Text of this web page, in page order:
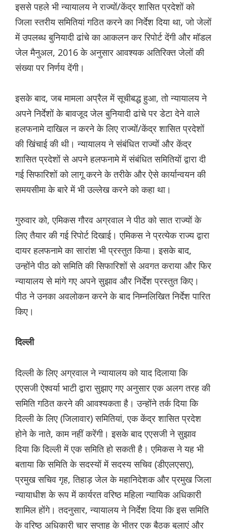
इससे पहले भी न्यायालय ने राज्यों/केंद्र शासित प्रदेशों को
जिला स्तरीय समितियां गठित करने का निर्देश दिया था, जो जेलों
में उपलब्ध बुनियादी ढांचे का आकलन कर रिपोर्ट देंगी और मॉडल
जेल मैनुअल, 2016 के अनुसार आवश्यक अतिरिक्त जेलों की
संख्या पर निर्णय देंगी।
इसके बाद, जब मामला अप्रैल में सूचीबद्ध हुआ, तो न्यायालय ने
अपने निर्देशों के बावजूद जेल बुनियादी ढांचे पर डेटा देने वाले
हलफनामे दाखिल न करने के लिए राज्यों/केंद्र शासित प्रदेशों
की खिंचाई की थी। न्यायालय ने संबंधित राज्यों और केंद्र
शासित प्रदेशों से अपने हलफनामे में संबंधित समितियों द्वारा दी
गई सिफारिशों को लागू करने के तरीके और ऐसे कार्यान्वयन की
समयसीमा के बारे में भी उल्लेख करने को कहा था।
गुरुवार को, एमिकस गौरव अग्रवाल ने पीठ को सात राज्यों के
लिए तैयार की गई रिपोर्ट दिखाई। एमिकस ने प्रत्येक राज्य द्वारा
दायर हलफनामे का सारांश भी प्रस्तुत किया। इसके बाद,
उन्होंने पीठ को समिति की सिफारिशों से अवगत कराया और फिर
न्यायालय से मांगे गए अपने सुझाव और निर्देश प्रस्तुत किए।
पीठ ने उनका अवलोकन करने के बाद निम्नलिखित निर्देश पारित
किए।
दिल्ली
दिल्ली के लिए अग्रवाल ने न्यायालय को याद दिलाया कि
एएसजी ऐश्वर्या भाटी द्वारा सुझाए गए अनुसार एक अलग तरह की
समिति गठित करने की आवश्यकता है। उन्होंने तर्क दिया कि
दिल्ली के लिए (जिलावार) समितियां, एक केंद्र शासित प्रदेश
होने के नाते, काम नहीं करेंगी। इसके बाद एएसजी ने सुझाव
दिया कि दिल्ली में एक समिति हो सकती है। एमिकस ने यह भी
बताया कि समिति के सदस्यों में सदस्य सचिव (डीएलएसए),
प्रमुख सचिव गृह, तिहाड़ जेल के महानिदेशक और प्रमुख जिला
न्यायाधीश के रूप में कार्यरत वरिष्ठ महिला न्यायिक अधिकारी
शामिल होंगे। तदनुसार, न्यायालय ने निर्देश दिया कि इस समिति
के वरिष्ठ अधिकारी चार सप्ताह के भीतर एक बैठक बुलाएं और